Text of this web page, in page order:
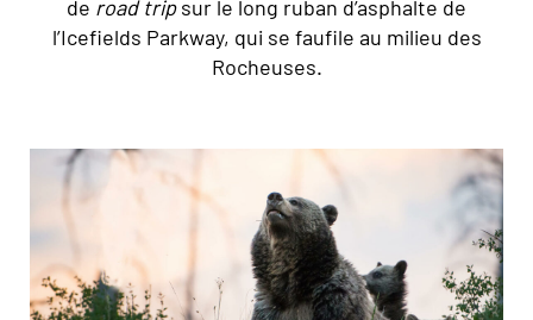
de road tripsur le long ruban d’asphalte de
l’Icefields Parkway, qui se faufile au milieu des
Rocheuses.
© Jillian - stock adobe